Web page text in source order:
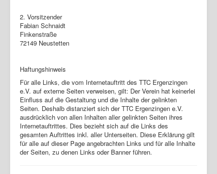
2. Vorsitzender
Fabian Schnaidt
Finkenstraße
72149 Neustetten
Haftungshinweis
Für alle Links, die vom Internetauftritt des TTC Ergenzingen
e.V. auf externe Seiten verweisen, gilt: Der Verein hat keinerlei
Einfluss auf die Gestaltung und die Inhalte der gelinkten
Seiten. Deshalb distanziert sich der TTC Ergenzingen e.V.
ausdrücklich von allen Inhalten aller gelinkten Seiten ihres
Internetauftrittes. Dies bezieht sich auf die Links des
gesamten Auftrittes inkl. aller Unterseiten. Diese Erklärung gilt
für alle auf dieser Page angebrachten Links und für alle Inhalte
der Seiten, zu denen Links oder Banner führen.